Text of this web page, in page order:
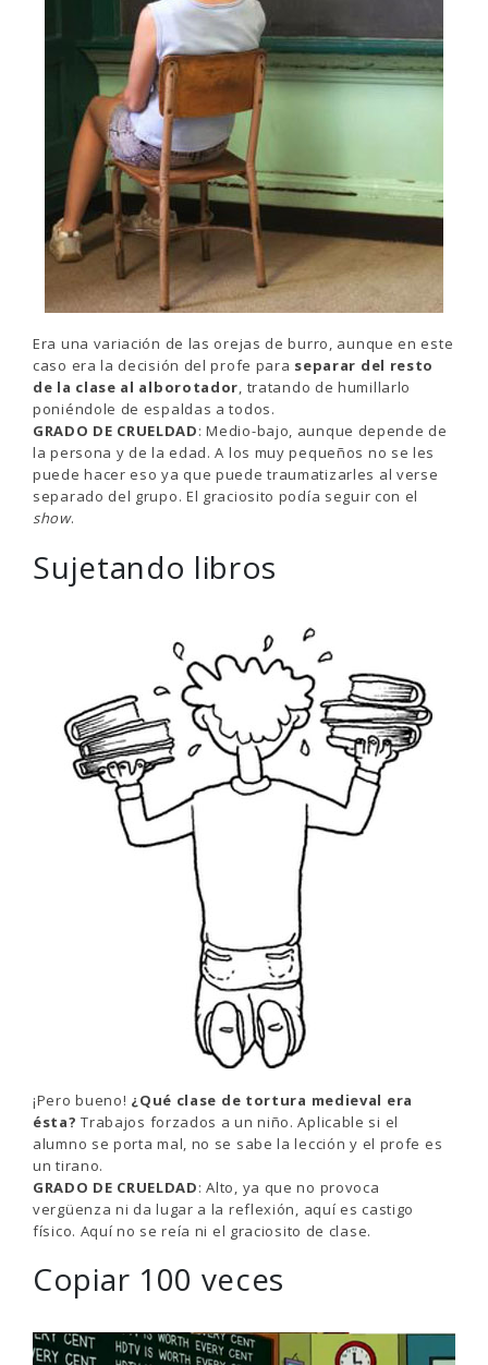
Era una variación de las orejas de burro, aunque en este
caso era la decisión del profe para separar del resto
de la clase al alborotador, tratando de humillarlo
poniéndole de espaldas a todos.
GRADO DE CRUELDAD: Medio-bajo, aunque depende de
la persona y de la edad. A los muy pequeños no se les
puede hacer eso ya que puede traumatizarles al verse
separado del grupo. El graciosito podía seguir con el
show.
Sujetando libros
¡Pero bueno! ¿Qué clase de tortura medieval era
ésta? Trabajos forzados a un niño. Aplicable si el
alumno se porta mal, no se sabe la lección y el profe es
un tirano.
GRADO DE CRUELDAD: Alto, ya que no provoca
vergüenza ni da lugar a la reflexión, aquí es castigo
físico. Aquí no se reía ni el graciosito de clase.
Copiar 100 veces